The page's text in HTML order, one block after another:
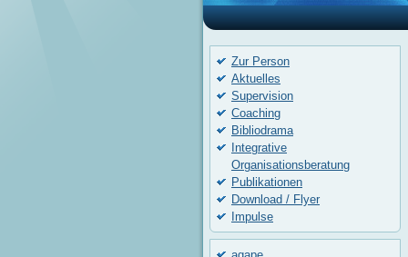
Zur Person
Aktuelles
Supervision
Coaching
Bibliodrama
Integrative
Organisationsberatung
Publikationen
Download / Flyer
Impulse